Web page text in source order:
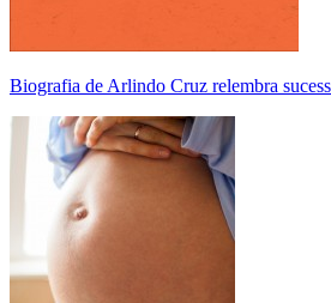
Biografia de Arlindo Cruz relembra